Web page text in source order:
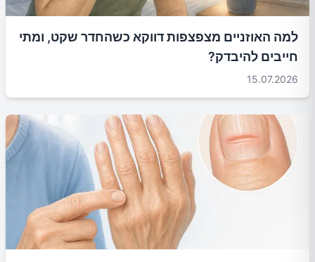
למה האוזניים מצפצפות דווקא כשהחדר שקט, ומתי
חייבים להיבדק?
15.07.2026